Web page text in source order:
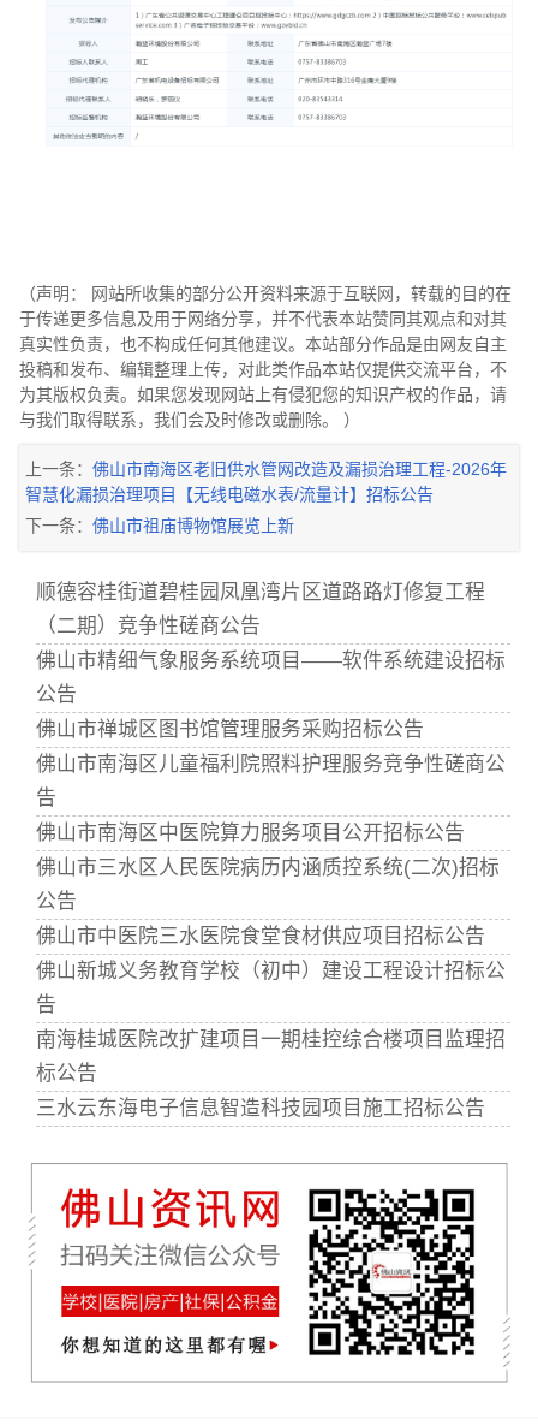
（声明： 网站所收集的部分公开资料来源于互联网，转载的目的在
于传递更多信息及用于网络分享，并不代表本站赞同其观点和对其
真实性负责，也不构成任何其他建议。本站部分作品是由网友自主
投稿和发布、编辑整理上传，对此类作品本站仅提供交流平台，不
为其版权负责。如果您发现网站上有侵犯您的知识产权的作品，请
与我们取得联系，我们会及时修改或删除。 ）
上一条： 佛山市南海区老旧供水管网改造及漏损治理工程-2026年
智慧化漏损治理项目【无线电磁水表/流量计】招标公告
下一条： 佛山市祖庙博物馆展览上新
顺德容桂街道碧桂园凤凰湾片区道路路灯修复工程
（二期）竞争性磋商公告
佛山市精细气象服务系统项目——软件系统建设招标
公告
佛山市禅城区图书馆管理服务采购招标公告
佛山市南海区儿童福利院照料护理服务竞争性磋商公
告
佛山市南海区中医院算力服务项目公开招标公告
佛山市三水区人民医院病历内涵质控系统(二次)招标
公告
佛山市中医院三水医院食堂食材供应项目招标公告
佛山新城义务教育学校（初中）建设工程设计招标公
告
南海桂城医院改扩建项目一期桂控综合楼项目监理招
标公告
三水云东海电子信息智造科技园项目施工招标公告